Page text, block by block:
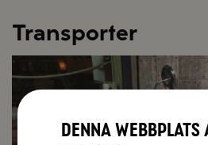
Transporter
Denna webbplats